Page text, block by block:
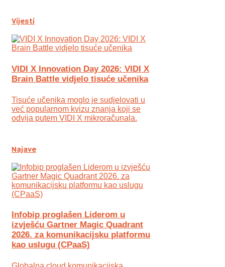
Vijesti
VIDI X Innovation Day 2026: VIDI X
Brain Battle vidjelo tisuće učenika
Tisuće učenika moglo je sudjelovati u
već popularnom kvizu znanja koji se
odvija putem VIDI X mikroračunala.
Najave
Infobip proglašen Liderom u
izvješću Gartner Magic Quadrant
2026. za komunikacijsku platformu
kao uslugu (CPaaS)